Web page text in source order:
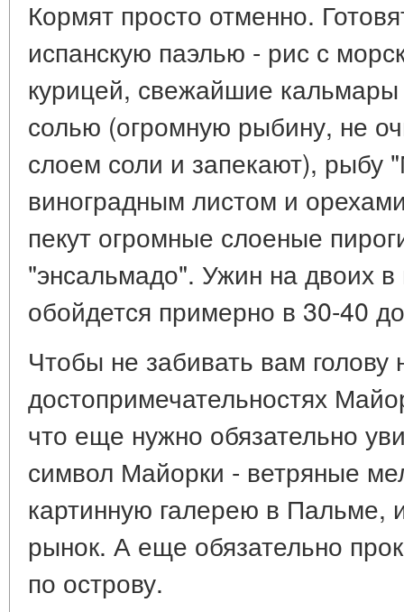
Кормят просто отменно.
испанскую паэлью - рис с
курицей, свежайшие кальмары
солью (огромную рыбину, не
слоем соли и запекают), рыбу
виноградным листом и
пекут огромные слоеные
"энсальмадо". Ужин на двоих
обойдется примерно в 30-40
Чтобы не забивать вам
достопримечательностях
что еще нужно обязательно
символ Майорки - ветряные
картинную галерею в Пальме,
рынок. А еще обязательно
по острову.